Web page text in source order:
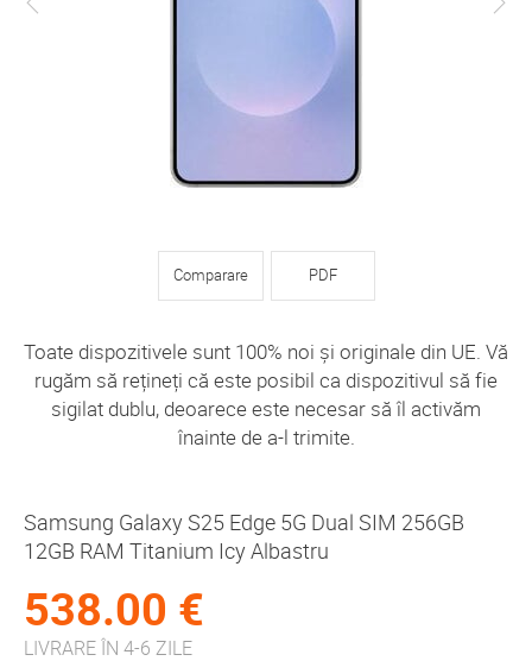
Comparare PDF
Toate dispozitivele sunt 100% noi și originale din UE. Vă
rugăm să rețineți că este posibil ca dispozitivul să fie
sigilat dublu, deoarece este necesar să îl activăm
înainte de a-l trimite.
Samsung Galaxy S25 Edge 5G Dual SIM 256GB
12GB RAM Titanium Icy Albastru
538.00 €
LIVRARE ÎN 4-6 ZILE